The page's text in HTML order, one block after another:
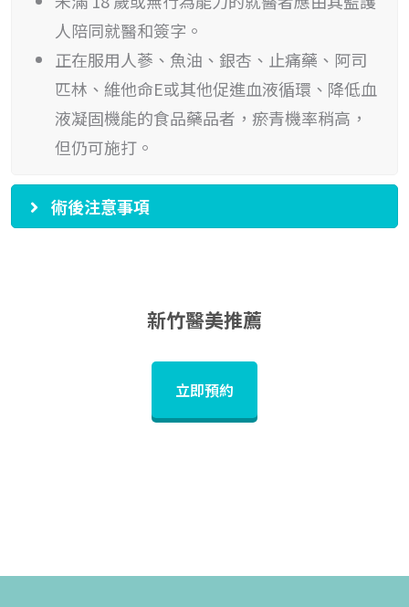
人陪同就醫和簽字。
正在服用人蔘、魚油、銀杏、止痛藥、阿司
匹林、維他命E或其他促進血液循環、降低血
液凝固機能的食品藥品者，瘀青機率稍高，
但仍可施打。
術後注意事項
新竹醫美推薦
立即預約